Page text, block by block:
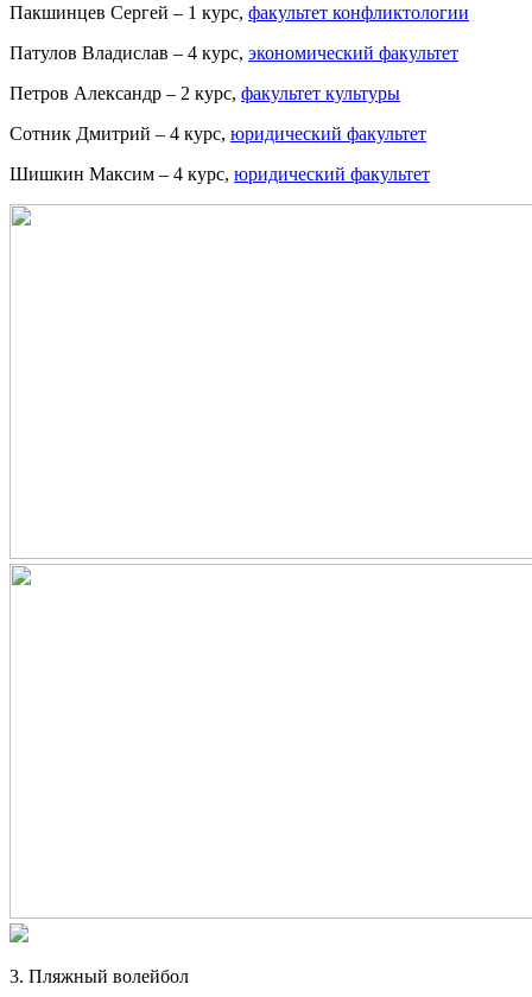
Пакшинцев Сергей – 1 курс, факультет конфликтологии
Патулов Владислав – 4 курс, экономический факультет
Петров Александр – 2 курс, факультет культуры
Сотник Дмитрий – 4 курс, юридический факультет
Шишкин Максим – 4 курс, юридический факультет
3. Пляжный волейбол